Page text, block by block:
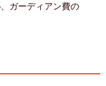
ガーディアン費の